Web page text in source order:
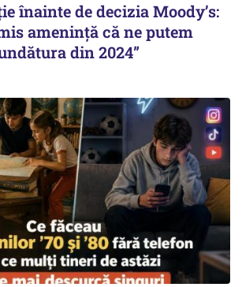
înainte de decizia Moody’s:
amenință că ne putem
din 2024”